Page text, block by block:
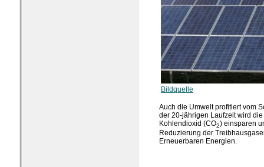
Bildquelle
Auch die Umwelt profitiert vom
der 20-jährigen Laufzeit wird
Kohlendioxid (CO2) einsparen
Reduzierung der
Erneuerbaren Energien.